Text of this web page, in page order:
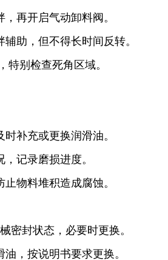
再开启气动卸料阀。
助，但不得长时间反转。
特别检查死角区域。
补充或更换润滑油。
记录磨损进度。
物料堆积造成腐蚀。
密封状态，必要时更换。
，按说明书要求更换。